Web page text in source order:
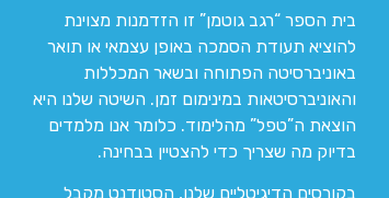
בית הספר “רגב גוטמן” זו הזדמנות מצוינת
להוציא תעודת הסמכה באופן עצמאי או תואר
באוניברסיטה הפתוחה ובשאר המכללות
והאוניברסיטאות במינימום זמן. השיטה שלנו היא
הוצאת ה”טפל” מהלימוד. כלומר אנו מלמדים
בדיוק מה שצריך כדי להצטיין בבחינה.
בקורסים הדיגיטליים שלנו, הסטודנט מקבל